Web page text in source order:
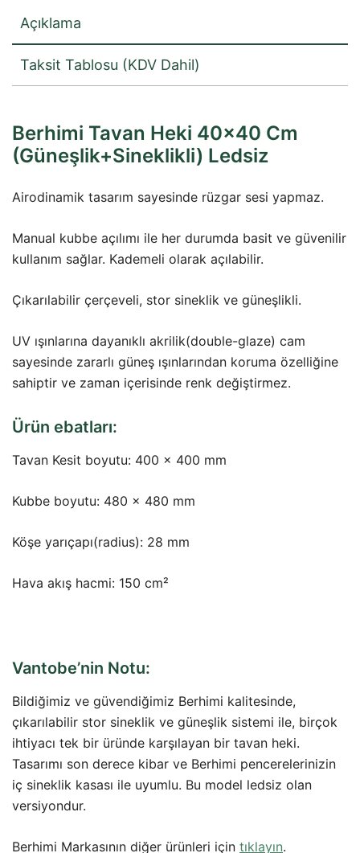
Açıklama
Taksit Tablosu (KDV Dahil)
Berhimi Tavan Heki 40×40 Cm
(Güneşlik+Sineklikli) Ledsiz
Airodinamik tasarım sayesinde rüzgar sesi yapmaz.
Manual kubbe açılımı ile her durumda basit ve güvenilir
kullanım sağlar. Kademeli olarak açılabilir.
Çıkarılabilir çerçeveli, stor sineklik ve güneşlikli.
UV ışınlarına dayanıklı akrilik(double-glaze) cam
sayesinde zararlı güneş ışınlarından koruma özelliğine
sahiptir ve zaman içerisinde renk değiştirmez.
Ürün ebatları:
Tavan Kesit boyutu: 400 x 400 mm
Kubbe boyutu: 480 x 480 mm
Köşe yarıçapı(radius): 28 mm
Hava akış hacmi: 150 cm²
Vantobe’nin Notu:
Bildiğimiz ve güvendiğimiz Berhimi kalitesinde,
çıkarılabilir stor sineklik ve güneşlik sistemi ile, birçok
ihtiyacı tek bir üründe karşılayan bir tavan heki.
Tasarımı son derece kibar ve Berhimi pencerelerinizin
iç sineklik kasası ile uyumlu. Bu model ledsiz olan
versiyondur.
Berhimi Markasının diğer ürünleri için tıklayın.